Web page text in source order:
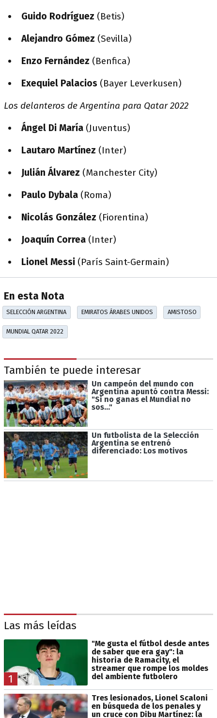
Guido Rodríguez (Betis)
Alejandro Gómez (Sevilla)
Enzo Fernández (Benfica)
Exequiel Palacios (Bayer Leverkusen)
Los delanteros de Argentina para Qatar 2022
Ángel Di María (Juventus)
Lautaro Martínez (Inter)
Julián Álvarez (Manchester City)
Paulo Dybala (Roma)
Nicolás González (Fiorentina)
Joaquín Correa (Inter)
Lionel Messi (París Saint-Germain)
En esta Nota
SELECCIÓN ARGENTINA EMIRATOS ÁRABES UNIDOS AMISTOSO
MUNDIAL QATAR 2022
También te puede interesar
Un campeón del mundo con
Argentina apuntó contra Messi:
"Si no ganas el Mundial no
sos..."
Un futbolista de la Selección
Argentina se entrenó
diferenciado: Los motivos
Las más leídas
1
"Me gusta el fútbol desde antes
de saber que era gay": la
historia de Ramacity, el
streamer que rompe los moldes
del ambiente futbolero
Tres lesionados, Lionel Scaloni
en búsqueda de los penales y
un cruce con Dibu Martínez: la